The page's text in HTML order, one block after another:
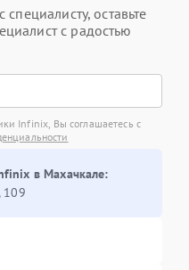
специалисту, оставьте
с радостью
Infinix, Вы соглашаетесь с
в Махачкале:
109